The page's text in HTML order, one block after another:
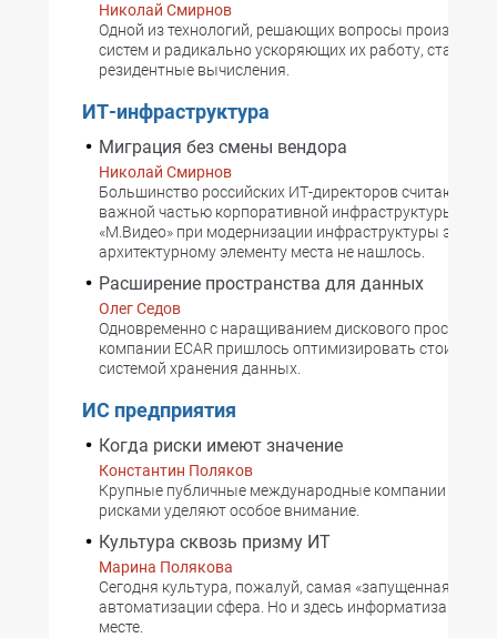
Николай Смирнов
Одной из технологий, решающих вопросы
систем и радикально ускоряющих их работу,
резидентные вычисления.
ИТ-инфраструктура
Миграция без смены вендора
Николай Смирнов
Большинство российских ИТ-директоров считают
важной частью корпоративной инфраструктуры. Но
«М.Видео» при модернизации инфраструктуры этому
архитектурному элементу места не нашлось.
Расширение пространства для данных
Олег Седов
Одновременно с наращиванием дискового
компании ECAR пришлось оптимизировать
системой хранения данных.
ИС предприятия
Когда риски имеют значение
Константин Поляков
Крупные публичные международные компании
рисками уделяют особое внимание.
Культура сквозь призму ИТ
Марина Полякова
Сегодня культура, пожалуй, самая «запущенная» в
автоматизации сфера. Но и здесь информатизация не
месте.